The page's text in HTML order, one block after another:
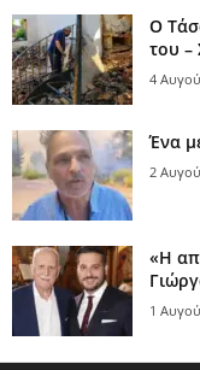
Ο
του –
4
Ένα
2
«Η
1